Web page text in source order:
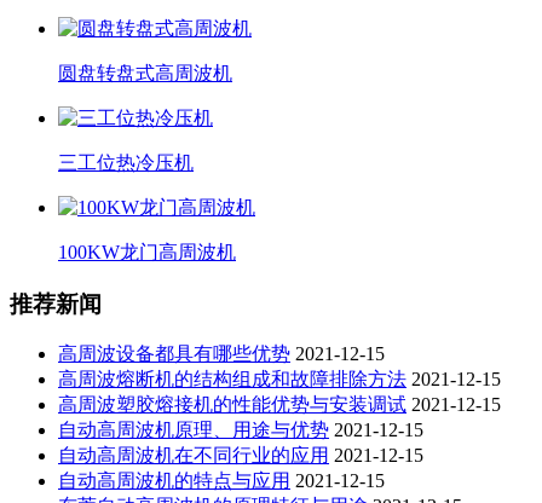
圆盘转盘式高周波机
三工位热冷压机
100KW龙门高周波机
推荐新闻
高周波设备都具有哪些优势 2021-12-15
高周波熔断机的结构组成和故障排除方法 2021-12-15
高周波塑胶熔接机的性能优势与安装调试 2021-12-15
自动高周波机原理、用途与优势 2021-12-15
自动高周波机在不同行业的应用 2021-12-15
自动高周波机的特点与应用 2021-12-15